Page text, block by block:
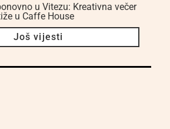
u Vitezu: Kreativna večer
u Caffe House
Još vijesti